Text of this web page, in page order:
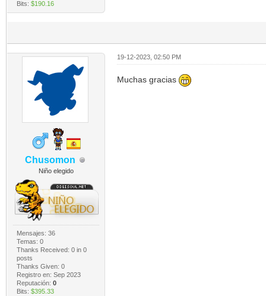
Bits: $190.16
Chusomon
Niño elegido
Mensajes: 36
Temas: 0
Thanks Received: 0in 0
posts
Thanks Given: 0
Registro en: Sep 2023
Reputación: 0
Bits: $395.33
19-12-2023, 02:50 PM
Muchas gracias